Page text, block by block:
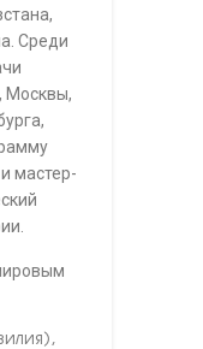
Среди
Москвы,
мастер-